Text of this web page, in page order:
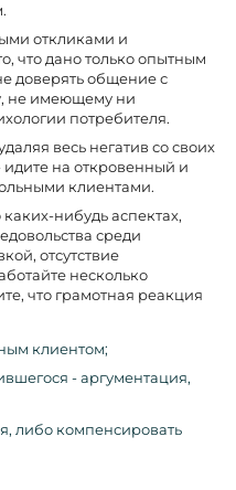
откликами и
что дано только опытным
доверять общение с
не имеющему ни
потребителя.
весь негатив со своих
идите на откровенный и
клиентами.
нибудь аспектах,
среди
отсутствие
несколько
что грамотная реакция
клиентом;
- аргументация,
либо компенсировать